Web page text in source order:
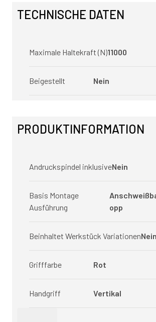
TECHNISCHE DATEN
Maximale Haltekraft (N)11000
Beigestellt Nein
PRODUKTINFORMATION
Andruckspindel inklusiveNein
Basis Montage
Ausführung
opp
Beinhaltet Werkstück VariationenNein
Grifffarbe Rot
Handgriff Vertikal